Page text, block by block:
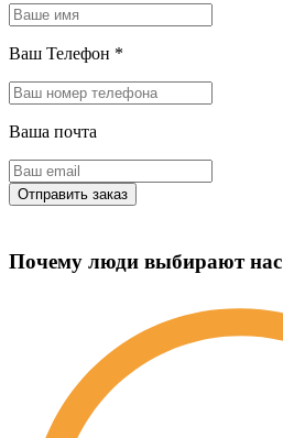
Ваш Телефон *
Ваша почта
Почему люди выбирают нас